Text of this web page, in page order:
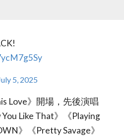
5, 2025
Love》開場，先後演唱
You Like That》《Playing
》《Pretty Savage》